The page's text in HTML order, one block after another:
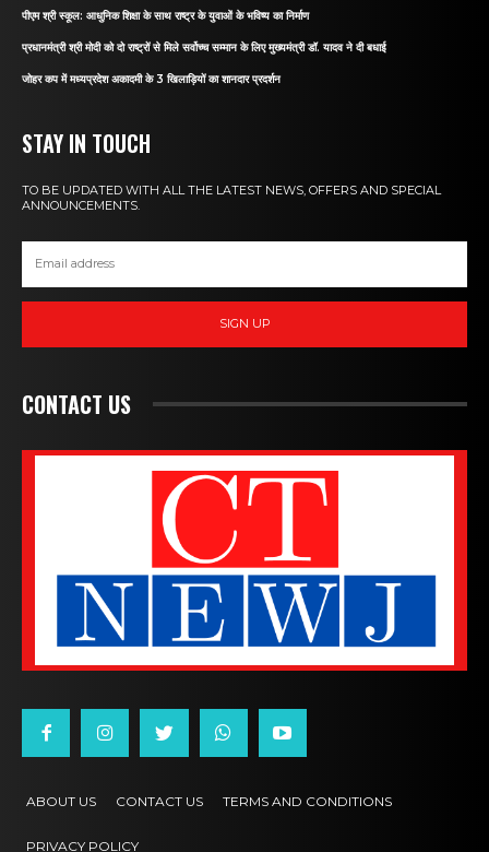
पीएम श्री स्कूल: आधुनिक शिक्षा के साथ राष्ट्र के युवाओं के भविष्य का निर्माण
प्रधानमंत्री श्री मोदी को दो राष्ट्रों से मिले सर्वोच्च सम्मान के लिए मुख्यमंत्री डॉ. यादव ने दी बधाई
जोहर कप में मध्यप्रदेश अकादमी के 3 खिलाड़ियों का शानदार प्रदर्शन
STAY IN TOUCH
TO BE UPDATED WITH ALL THE LATEST NEWS, OFFERS AND SPECIAL
ANNOUNCEMENTS.
SIGN UP
CONTACT US
ABOUT US CONTACT US TERMS AND CONDITIONS
PRIVACY POLICY